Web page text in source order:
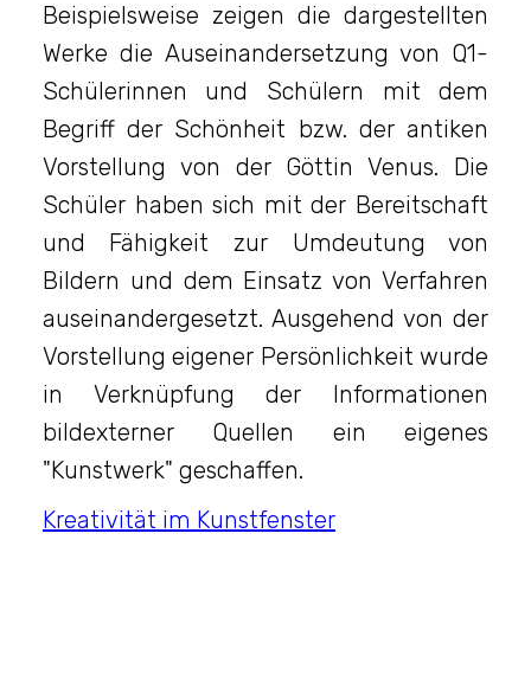
Beispielsweise zeigen die dargestellten
Werke die Auseinandersetzung von Q1-
Schülerinnen und Schülern mit dem
Begriff der Schönheit bzw. der antiken
Vorstellung von der Göttin Venus. Die
Schüler haben sich mit der Bereitschaft
und Fähigkeit zur Umdeutung von
Bildern und dem Einsatz von Verfahren
auseinandergesetzt. Ausgehend von der
Vorstellung eigener Persönlichkeit wurde
in Verknüpfung der Informationen
bildexterner Quellen ein eigenes
"Kunstwerk" geschaffen.
Kreativität im Kunstfenster